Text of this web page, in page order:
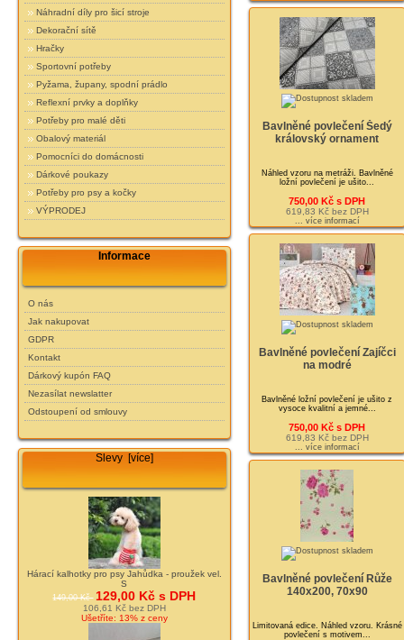
Náhradní díly pro šicí stroje
Dekorační sítě
Hračky
Sportovní potřeby
Pyžama, župany, spodní prádlo
Reflexní prvky a doplňky
Potřeby pro malé děti
Obalový materiál
Pomocníci do domácnosti
Dárkové poukazy
Potřeby pro psy a kočky
VÝPRODEJ
Informace
O nás
Jak nakupovat
GDPR
Kontakt
Dárkový kupón FAQ
Nezasílat newslatter
Odstoupení od smlouvy
Slevy [více]
Hárací kalhotky pro psy Jahůdka - proužek vel.
S
149,00 Kč 129,00 Kč s DPH
106,61 Kč bez DPH
Ušetříte: 13% z ceny
Bavlněné povlečení Šedý
královský ornament
Náhled vzoru na metráži. Bavlněné
ložní povlečení je ušito...
750,00 Kč s DPH
619,83 Kč bez DPH
... více informací
Bavlněné povlečení Zajíčci
na modré
Bavlněné ložní povlečení je ušito z
vysoce kvalitní a jemné...
750,00 Kč s DPH
619,83 Kč bez DPH
... více informací
Bavlněné povlečení Růže
140x200, 70x90
Limitovaná edice. Náhled vzoru. Krásné
povlečení s motivem...